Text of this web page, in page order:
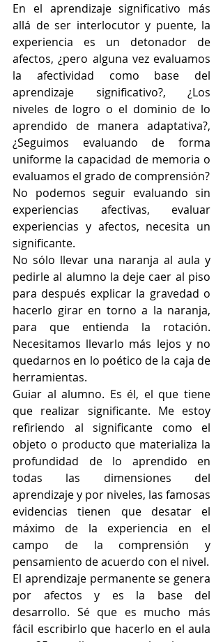
En el aprendizaje significativo más
allá de ser interlocutor y puente, la
experiencia es un detonador de
afectos, ¿pero alguna vez evaluamos
la afectividad como base del
aprendizaje significativo?, ¿Los
niveles de logro o el dominio de lo
aprendido de manera adaptativa?,
¿Seguimos evaluando de forma
uniforme la capacidad de memoria o
evaluamos el grado de comprensión?
No podemos seguir evaluando sin
experiencias afectivas, evaluar
experiencias y afectos, necesita un
significante.
No sólo llevar una naranja al aula y
pedirle al alumno la deje caer al piso
para después explicar la gravedad o
hacerlo girar en torno a la naranja,
para que entienda la rotación.
Necesitamos llevarlo más lejos y no
quedarnos en lo poético de la caja de
herramientas.
Guiar al alumno. Es él, el que tiene
que realizar significante. Me estoy
refiriendo al significante como el
objeto o producto que materializa la
profundidad de lo aprendido en
todas las dimensiones del
aprendizaje y por niveles, las famosas
evidencias tienen que desatar el
máximo de la experiencia en el
campo de la comprensión y
pensamiento de acuerdo con el nivel.
El aprendizaje permanente se genera
por afectos y es la base del
desarrollo. Sé que es mucho más
fácil escribirlo que hacerlo en el aula